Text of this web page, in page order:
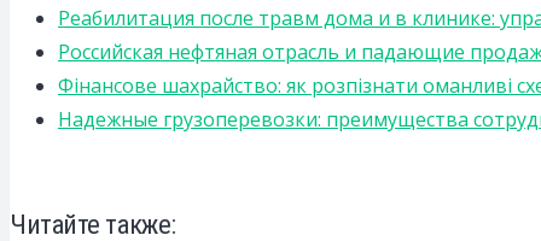
Реабилитация после травм дома и в клинике:
Российская нефтяная отрасль и падающие
Фінансове шахрайство: як розпізнати оманливі
Надежные грузоперевозки: преимущества
Читайте также: